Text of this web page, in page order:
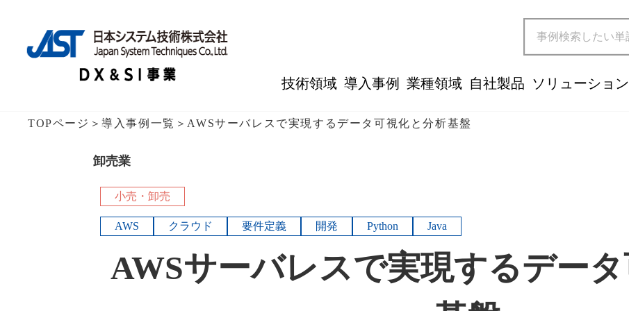
TOPページ ＞導入事例一覧 ＞ AWSサーバレスで実現するデータ可視化と分析基盤
技術領域 導入事例 業種領域 自社製品 ソリューショ
卸売業
小売・卸売
AWS クラウド 要件定義 開発 Python Java
AWSサーバレスで実現するデー